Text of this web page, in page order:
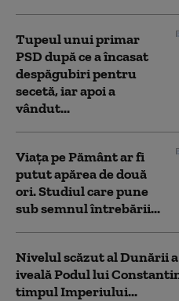
Tupeul unui primar
PSD după ce a încasat
despăgubiri pentru
secetă, iar apoi a
vândut...
Viața pe Pământ ar fi
putut apărea de două
ori. Studiul care pune
sub semnul întrebării...
Nivelul scăzut al Dunării a
iveală Podul lui
timpul Imperiului...